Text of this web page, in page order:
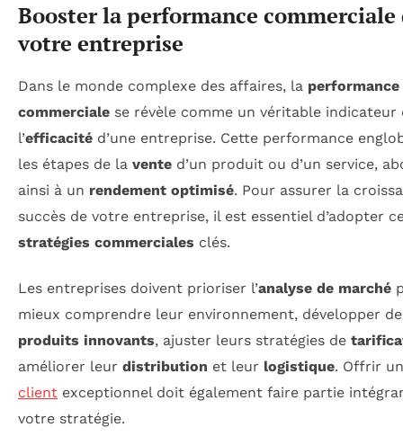
Booster la performance commerciale
votre entreprise
Dans le monde complexe des affaires, la performance
commerciale se révèle comme un véritable indicateur
l’efficacité d’une entreprise. Cette performance
les étapes de la vente d’un produit ou d’un service,
ainsi à un rendement optimisé. Pour assurer la
succès de votre entreprise, il est essentiel d’adopter
stratégies commerciales clés.
Les entreprises doivent prioriser l’analyse de marché
mieux comprendre leur environnement, développer
produits innovants, ajuster leurs stratégies de
améliorer leur distribution et leur logistique. Offrir
client exceptionnel doit également faire partie
votre stratégie.